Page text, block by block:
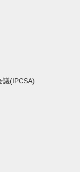
議(IPCSA)